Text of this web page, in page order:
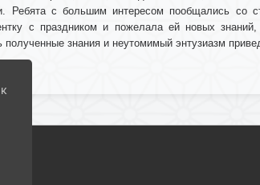
Ребята с большим интересом пообщались со
с праздником и пожелала ей новых знаний,
полученные знания и неутомимый энтузиазм